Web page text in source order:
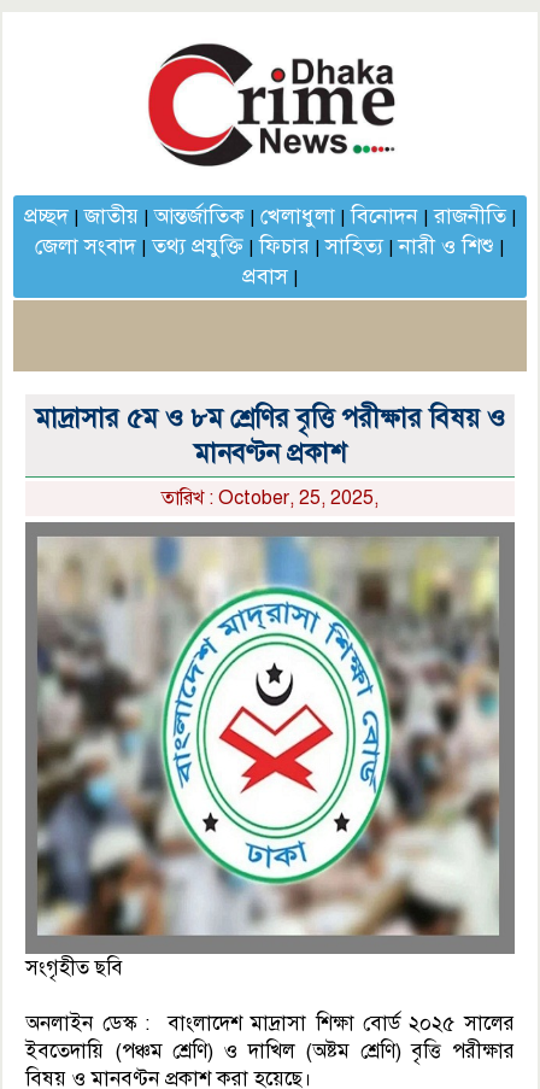
প্রচ্ছদ|জাতীয়|আন্তর্জাতিক| খেলাধুলা|বিনোদন|রাজনীতি|
জেলা সংবাদ|তথ্য প্রযুক্তি |ফিচার |সাহিত্য|নারী ও শিশু |
প্রবাস|
মাদ্রাসার ৫ম ও ৮ম শ্রেণির বৃত্তি পরীক্ষার বিষয় ও
মানবণ্টন প্রকাশ
তারিখ : October, 25, 2025,
সংগৃহীত ছবি
অনলাইন ডেস্ক : বাংলাদেশ মাদ্রাসা শিক্ষা বোর্ড ২০২৫ সালের
ইবতেদায়ি (পঞ্চম শ্রেণি) ও দাখিল (অষ্টম শ্রেণি) বৃত্তি পরীক্ষার
বিষয় ও মানবণ্টন প্রকাশ করা হয়েছে।